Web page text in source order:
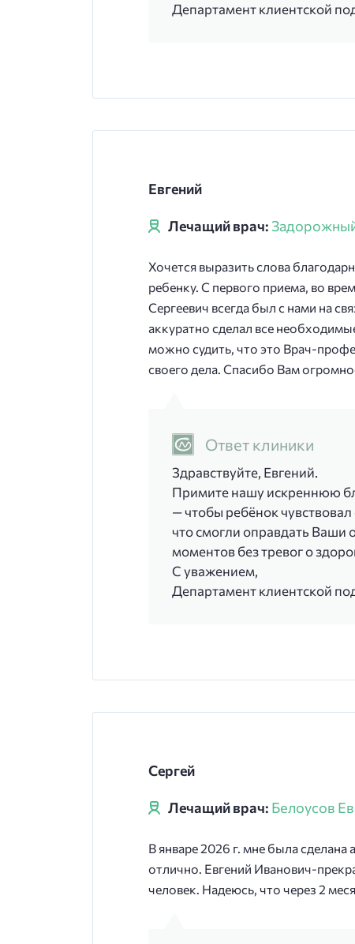
Департамент клиентской
Евгений
Лечащий врач:
Хочется выразить слова
ребенку. С первого приема, во
Сергеевич всегда был с нами на
аккуратно сделал все
можно судить, что это Врач-
своего дела. Спасибо Вам
Ответ клиники
Здравствуйте, Евгений.
Примите нашу искреннюю
— чтобы ребёнок
что смогли оправдать Ваши
моментов без тревог о
С уважением,
Департамент клиентской
Сергей
Лечащий врач: Белоусов
В январе 2026 г. мне была
отлично. Евгений Иванович-
человек. Надеюсь, что через 2